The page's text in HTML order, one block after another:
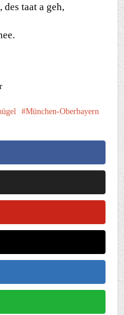
taat a geh,
München-Oberbayern